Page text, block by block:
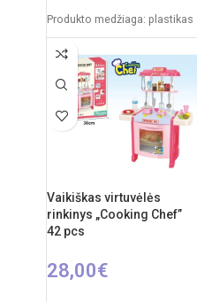
Produkto medžiaga: plastikas
nuo 3 metų
Elementai: 2 x AA
Vaikiškas virtuvėlės
rinkinys „Cooking Chef”
42 pcs
28,00€